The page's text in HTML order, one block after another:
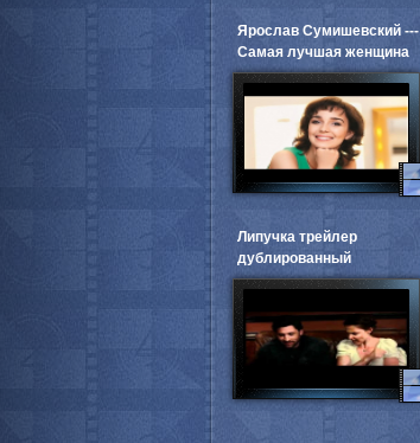
Ярослав Сумишевский ---
Самая лучшая женщина
Липучка трейлер
дублированный